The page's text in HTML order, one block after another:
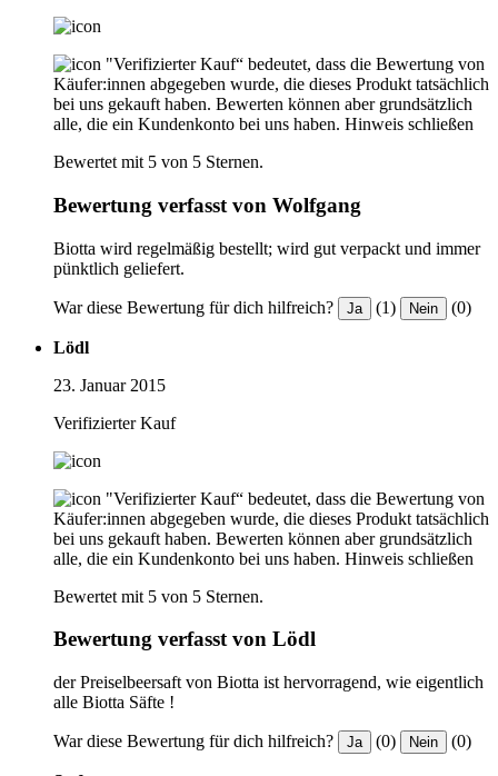
"Verifizierter Kauf“ bedeutet, dass die Bewertung von
Käufer:innen abgegeben wurde, die dieses Produkt tatsächlich
bei uns gekauft haben. Bewerten können aber grundsätzlich
alle, die ein Kundenkonto bei uns haben. Hinweis schließen
Bewertet mit 5 von 5 Sternen.
Bewertung verfasst von Wolfgang
Biotta wird regelmäßig bestellt; wird gut verpackt und immer
pünktlich geliefert.
War diese Bewertung für dich hilfreich? Ja (1) Nein (0)
Lödl
23. Januar 2015
Verifizierter Kauf
"Verifizierter Kauf“ bedeutet, dass die Bewertung von
Käufer:innen abgegeben wurde, die dieses Produkt tatsächlich
bei uns gekauft haben. Bewerten können aber grundsätzlich
alle, die ein Kundenkonto bei uns haben. Hinweis schließen
Bewertet mit 5 von 5 Sternen.
Bewertung verfasst von Lödl
der Preiselbeersaft von Biotta ist hervorragend, wie eigentlich
alle Biotta Säfte !
War diese Bewertung für dich hilfreich? Ja (0) Nein (0)